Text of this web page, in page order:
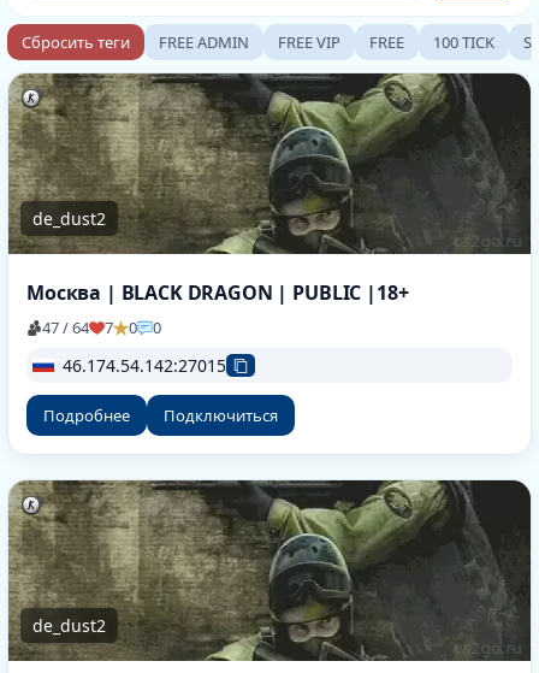
Сбросить теги FREE ADMIN FREE VIP FREE 100 TICK
de_dust2
Москва | BLACK DRAGON | PUBLIC |18+
47 / 64 7 0 0
46.174.54.142:27015
Подробнее Подключиться
de_dust2